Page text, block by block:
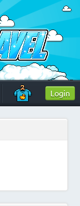
Login